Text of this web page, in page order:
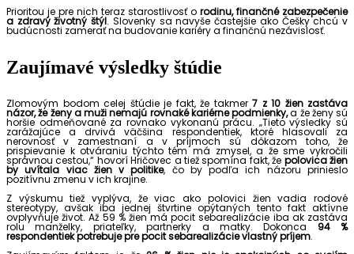
Prioritou je pre nich teraz starostlivosť o rodinu, finančné zabezpečenie
a zdravý životný štýl. Slovenky sa navyše častejšie ako Češky chcú v
budúcnosti zamerať na budovanie kariéry a finančnú nezávislosť.
Zaujímavé výsledky štúdie
Zlomovým bodom celej štúdie je fakt, že takmer 7 z 10 žien zastáva
názor, že ženy a muži nemajú rovnaké kariérne podmienky,a že ženy sú
horšie odmeňované za rovnako vykonanú prácu. „Tieto výsledky sú
zarážajúce a drvivá väčšina respondentiek, ktoré hlasovali za
nerovnosť v zamestnaní a v príjmoch sú dôkazom toho, že
prispievanie k otváraniu týchto tém má zmysel, a že sme vykročili
správnou cestou,“ hovorí Hričovec a tiež spomína fakt, že polovica žien
by uvítala viac žien v politike, čo by podľa ich názoru prinieslo
pozitívnu zmenu v ich krajine.
Z výskumu tiež vyplýva, že viac ako polovici žien vadia rodové
stereotypy, avšak iba jednej štvrtine opýtaných tento fakt aktívne
ovplyvňuje život. Až 59 % žien má pocit sebarealizácie iba ak zastáva
rolu manželky, priateľky, partnerky a matky. Dokonca 94 %
respondentiek potrebuje pre pocit sebarealizácie vlastný príjem.